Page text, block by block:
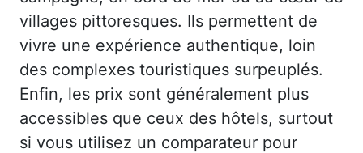
villages pittoresques. Ils permettent de
vivre une expérience authentique, loin
des complexes touristiques surpeuplés.
Enfin, les prix sont généralement plus
accessibles que ceux des hôtels, surtout
si vous utilisez un comparateur pour